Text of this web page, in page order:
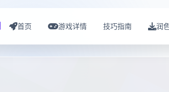
首页 游戏详情 技巧指南 润